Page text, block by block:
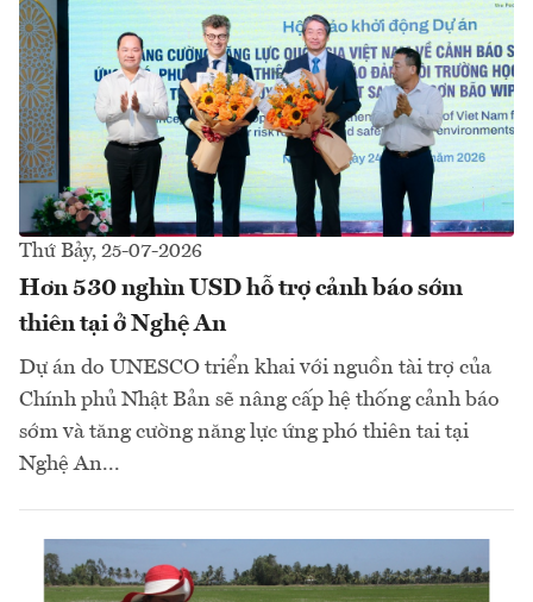
Thứ Bảy, 25-07-2026
Hơn 530 nghìn USD hỗ trợ cảnh báo sớm
thiên tại ở Nghệ An
Dự án do UNESCO triển khai với nguồn tài trợ của
Chính phủ Nhật Bản sẽ nâng cấp hệ thống cảnh báo
sớm và tăng cường năng lực ứng phó thiên tai tại
Nghệ An...